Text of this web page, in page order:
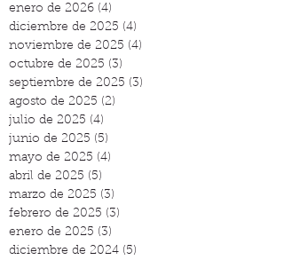
enero de 2026 (4)
diciembre de 2025 (4)
noviembre de 2025 (4)
octubre de 2025 (3)
septiembre de 2025 (3)
agosto de 2025 (2)
julio de 2025 (4)
junio de 2025 (5)
mayo de 2025 (4)
abril de 2025 (5)
marzo de 2025 (3)
febrero de 2025 (3)
enero de 2025 (3)
diciembre de 2024 (5)